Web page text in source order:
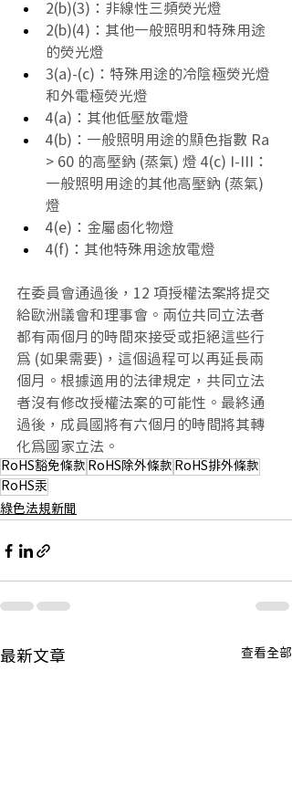
2(b)(3)：非線性三頻熒光燈
2(b)(4)：其他一般照明和特殊用途
的熒光燈
3(a)-(c)：特殊用途的冷陰極熒光燈
和外電極熒光燈
4(a)：其他低壓放電燈
4(b)：一般照明用途的顯色指數 Ra
> 60 的高壓鈉 (蒸氣) 燈 4(c) I-III：
一般照明用途的其他高壓鈉 (蒸氣)
燈
4(e)：金屬鹵化物燈
4(f)：其他特殊用途放電燈
在委員會通過後，12 項授權法案將提交
給歐洲議會和理事會。兩位共同立法者
都有兩個月的時間來接受或拒絕這些行
為 (如果需要)，這個過程可以再延長兩
個月。根據適用的法律規定，共同立法
者沒有修改授權法案的可能性。最終通
過後，成員國將有六個月的時間將其轉
化為國家立法。
RoHS豁免條款 RoHS除外條款 RoHS排外條款
RoHS汞
綠色法規新聞
最新文章 查看全部